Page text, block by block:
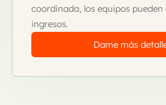
coordinada, los equipos
ingresos.
Dame más